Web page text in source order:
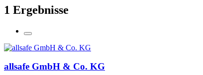
1 Ergebnisse
allsafe GmbH & Co. KG